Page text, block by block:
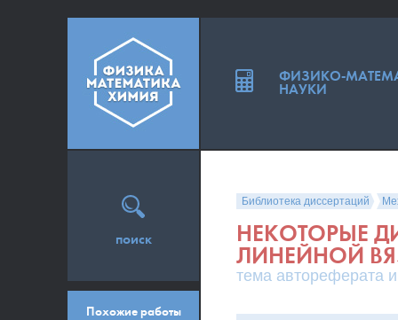
Библиотека диссертаций
НЕКОТОРЫЕ
ЛИНЕЙНОЙ
тема автореферата
поиск
Похожие работы
ФИЗИКО-
НАУКИ